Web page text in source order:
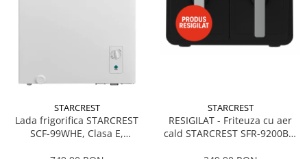
STARCREST
Lada frigorifica STARCREST
SCF-99WHE, Clasa E,
STARCREST
RESIGILAT - Friteuza cu aer
cald STARCREST SFR-9200BK,